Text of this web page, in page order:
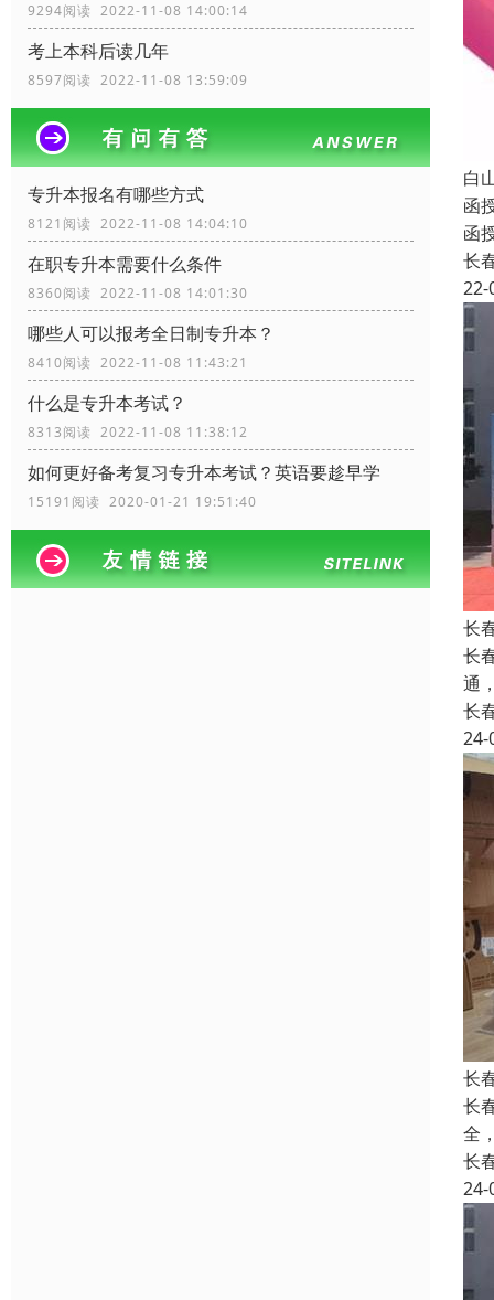
9294阅读 2022-11-08 14:00:14
考上本科后读几年
8597阅读 2022-11-08 13:59:09
专升本报名有哪些方式
8121阅读 2022-11-08 14:04:10
在职专升本需要什么条件
8360阅读 2022-11-08 14:01:30
哪些人可以报考全日制专升本？
8410阅读 2022-11-08 11:43:21
什么是专升本考试？
8313阅读 2022-11-08 11:38:12
如何更好备考复习专升本考试？英语要趁早学
15191阅读 2020-01-21 19:51:40
白
函
函
长
22-
长
长
通
长
24-
长
长
全
长
24-